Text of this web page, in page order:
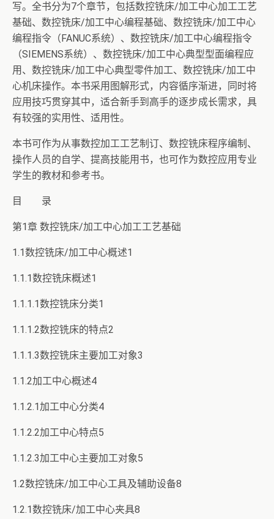
写。全书分为7个章节，包括数控铣床/加工中心加工工艺
基础、数控铣床/加工中心编程基础、数控铣床/加工中心
编程指令（FANUC系统）、数控铣床/加工中心编程指令
（SIEMENS系统）、数控铣床/加工中心典型型面编程应
用、数控铣床/加工中心典型零件加工、数控铣床/加工中
心机床操作。本书采用图解形式，内容循序渐进，同时将
应用技巧贯穿其中，适合新手到高手的逐步成长需求，具
有较强的实用性、适用性。
本书可作为从事数控加工工艺制订、数控铣床程序编制、
操作人员的自学、提高技能用书，也可作为数控应用专业
学生的教材和参考书。
目 录
第1章 数控铣床/加工中心加工工艺基础
1.1数控铣床/加工中心概述1
1.1.1数控铣床概述1
1.1.1.1数控铣床分类1
1.1.1.2数控铣床的特点2
1.1.1.3数控铣床主要加工对象3
1.1.2加工中心概述4
1.1.2.1加工中心分类4
1.1.2.2加工中心特点5
1.1.2.3加工中心主要加工对象5
1.2数控铣床/加工中心工具及辅助设备8
1.2.1数控铣床/加工中心夹具8